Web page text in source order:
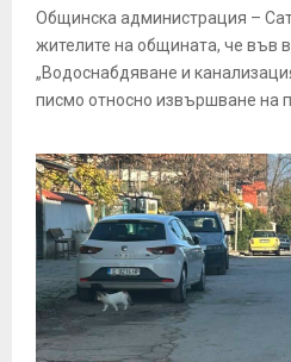
UОбщинска администрация –
жителите на общината, че във
„Водоснабдяване и
писмо относно извършване на